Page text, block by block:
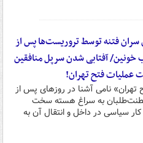
فتنه توسط تروریست‌ها پس از
خونین/ آفتابی شدن سرپل منافقین
فتح تهران!
تهران» نامی آشنا در روزهای پس از
به سراغ هسته سخت
سیاسی در داخل و انتقال آن به